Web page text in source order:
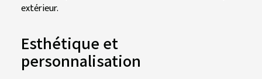
extérieur.
Esthétique et
personnalisation